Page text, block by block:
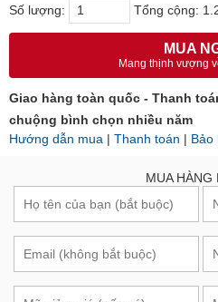
Số lượng:
Tổng cộng:
MUA
Mang thịnh vượng
Giao hàng toàn quốc - Thanh
chuộng bình chọn nhiều năm
Hướng dẫn mua | Thanh toán | Bảo
MUA HÀNG